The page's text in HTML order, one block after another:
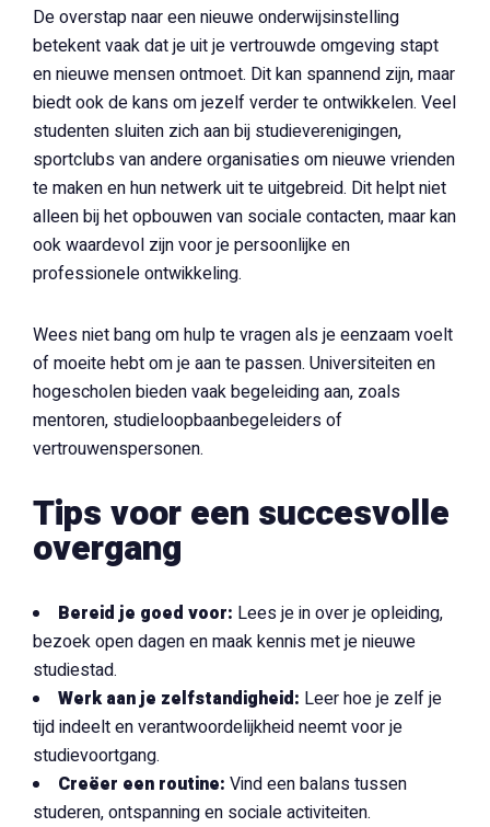
De overstap naar een nieuwe onderwijsinstelling
betekent vaak dat je uit je vertrouwde omgeving stapt
en nieuwe mensen ontmoet. Dit kan spannend zijn, maar
biedt ook de kans om jezelf verder te ontwikkelen. Veel
studenten sluiten zich aan bij studieverenigingen,
sportclubs van andere organisaties om nieuwe vrienden
te maken en hun netwerk uit te uitgebreid. Dit helpt niet
alleen bij het opbouwen van sociale contacten, maar kan
ook waardevol zijn voor je persoonlijke en
professionele ontwikkeling.
Wees niet bang om hulp te vragen als je eenzaam voelt
of moeite hebt om je aan te passen. Universiteiten en
hogescholen bieden vaak begeleiding aan, zoals
mentoren, studieloopbaanbegeleiders of
vertrouwenspersonen.
Tips voor een succesvolle
overgang
Bereid je goed voor: Lees je in over je opleiding,
bezoek open dagen en maak kennis met je nieuwe
studiestad.
Werk aan je zelfstandigheid: Leer hoe je zelf je
tijd indeelt en verantwoordelijkheid neemt voor je
studievoortgang.
Creëer een routine: Vind een balans tussen
studeren, ontspanning en sociale activiteiten.